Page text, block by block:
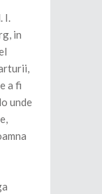
I.
in
a fi
unde